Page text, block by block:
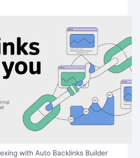
with Auto Backlinks Builder